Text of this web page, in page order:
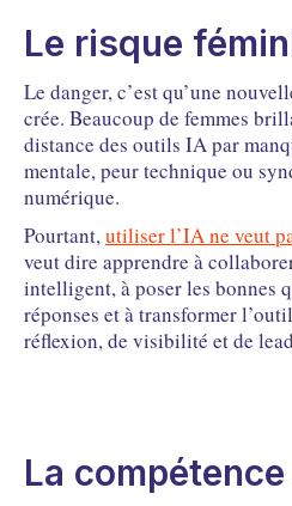
Le risque
Le danger, c’est qu’une
crée. Beaucoup de femmes
distance des outils IA par
mentale, peur technique ou
numérique.
Pourtant,utiliser l’IA ne veut
veut dire apprendre à
intelligent, à poser les bonnes
réponses et à transformer
réflexion, de visibilité et de
La